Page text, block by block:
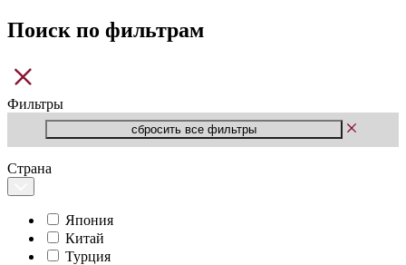
Поиск по фильтрам
Фильтры
Страна
Япония
Китай
Турция